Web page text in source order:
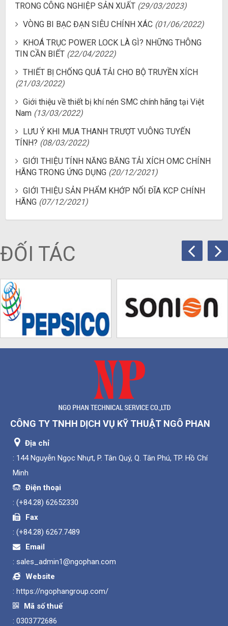
TRONG CÔNG NGHIỆP SẢN XUẤT (29/03/2023)
VÒNG BI BẠC ĐẠN SIÊU CHÍNH XÁC (01/06/2022)
KHOÁ TRỤC POWER LOCK LÀ GÌ? NHỮNG THÔNG
TIN CẦN BIẾT (22/04/2022)
THIẾT BỊ CHỐNG QUÁ TẢI CHO BỘ TRUYỀN XÍCH
(21/03/2022)
Giới thiệu về thiết bị khí nén SMC chính hãng tại Việt
Nam (13/03/2022)
LƯU Ý KHI MUA THANH TRƯỢT VUÔNG TUYẾN
TÍNH? (08/03/2022)
GIỚI THIỆU TÍNH NĂNG BĂNG TẢI XÍCH OMC CHÍNH
HÃNG TRONG ỨNG DỤNG (20/12/2021)
GIỚI THIỆU SẢN PHẨM KHỚP NỐI ĐĨA KCP CHÍNH
HÃNG (07/12/2021)
ĐỐI TÁC
CÔNG TY TNHH DỊCH VỤ KỸ THUẬT NGÔ PHAN
Địa chỉ
: 144 Nguyễn Ngọc Nhựt, P. Tân Quý, Q. Tân Phú, TP. Hồ Chí
Minh
Điện thoại
: (+84.28) 62652330
Fax
: (+84.28) 6267.7489
Email
: sales_admin1@ngophan.com
Website
: https://ngophangroup.com/
Mã số thuế
: 0303772686